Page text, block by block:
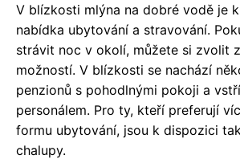
V blízkosti mlýna na dobré vodě je
nabídka ubytování a stravování.
strávit noc v okolí, můžete si zvolit
možností. V blízkosti se nachází
penzionů s pohodlnými pokoji a
personálem. Pro ty, kteří preferují
formu ubytování, jsou k dispozici
chalupy.